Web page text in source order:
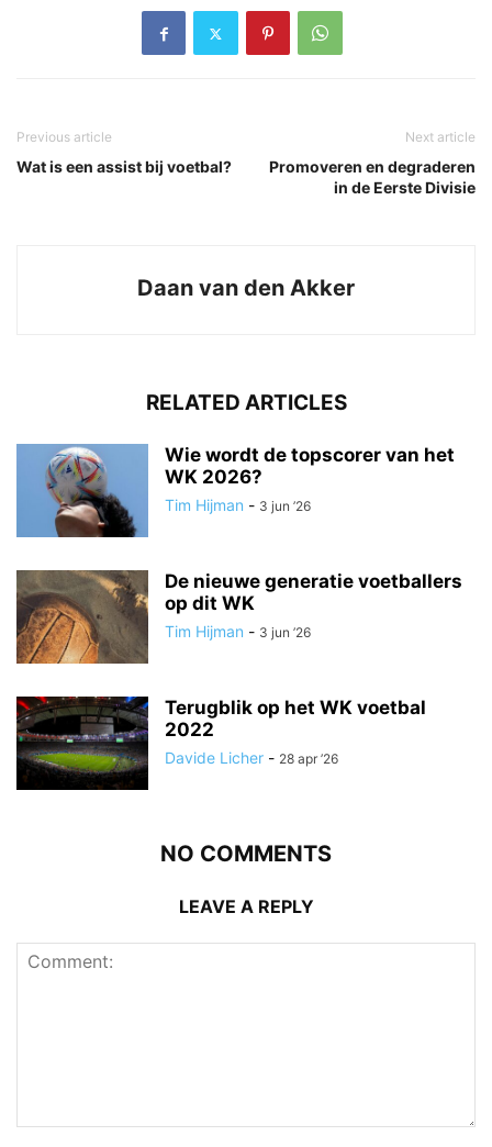
Previous article
Wat is een assist bij voetbal?
Next article
Promoveren en degraderen
in de Eerste Divisie
Daan van den Akker
RELATED ARTICLES
Wie wordt de topscorer van het
WK 2026?
Tim Hijman - 3 jun ’26
De nieuwe generatie voetballers
op dit WK
Tim Hijman - 3 jun ’26
Terugblik op het WK voetbal
2022
Davide Licher - 28 apr ’26
NO COMMENTS
LEAVE A REPLY